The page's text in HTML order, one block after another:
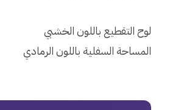
لوح التقطيع باللون الخشبي
المساحة السفلية باللون الرمادي